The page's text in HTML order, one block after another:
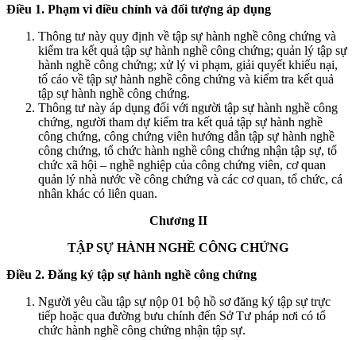
Điều 1. Phạm vi điều chỉnh và đối tượng áp dụng
Thông tư này quy định về tập sự hành nghề công chứng và
kiểm tra kết quả tập sự hành nghề công chứng; quản lý tập sự
hành nghề công chứng; xử lý vi phạm, giải quyết khiếu nại,
tố cáo về tập sự hành nghề công chứng và kiểm tra kết quả
tập sự hành nghề công chứng.
Thông tư này áp dụng đối với người tập sự hành nghề công
chứng, người tham dự kiểm tra kết quả tập sự hành nghề
công chứng, công chứng viên hướng dẫn tập sự hành nghề
công chứng, tổ chức hành nghề công chứng nhận tập sự, tổ
chức xã hội – nghề nghiệp của công chứng viên, cơ quan
quản lý nhà nước về công chứng và các cơ quan, tổ chức, cá
nhân khác có liên quan.
Chương II
TẬP SỰ HÀNH NGHỀ CÔNG CHỨNG
Điều 2. Đăng ký tập sự hành nghề công chứng
Người yêu cầu tập sự nộp 01 bộ hồ sơ đăng ký tập sự trực
tiếp hoặc qua đường bưu chính đến Sở Tư pháp nơi có tổ
chức hành nghề công chứng nhận tập sự.